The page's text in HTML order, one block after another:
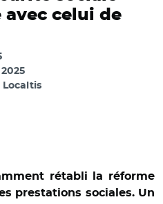
celui de
Localtis
rétabli la réforme
prestations sociales. Un